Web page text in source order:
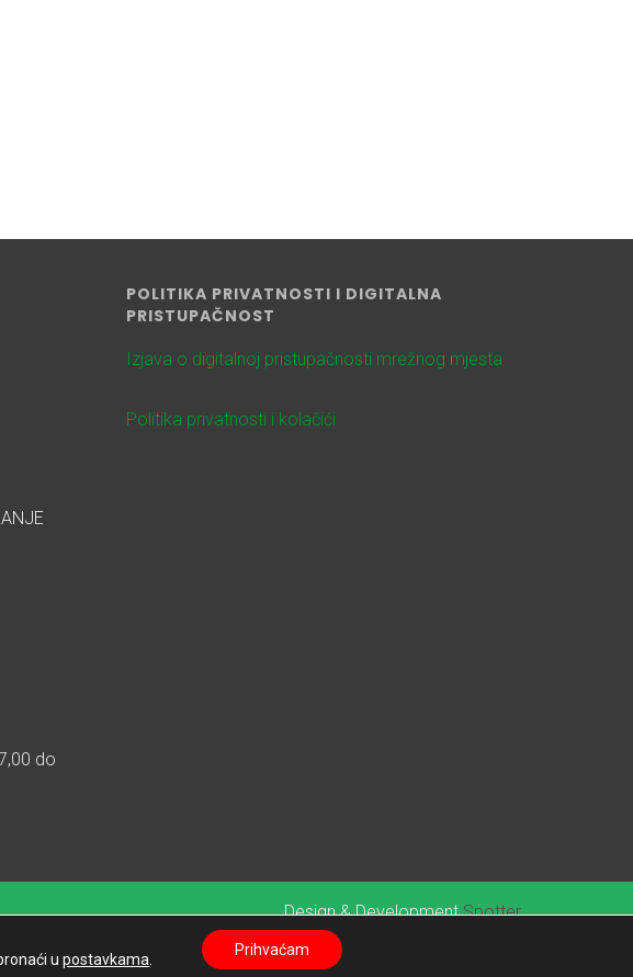
do
POLITIKA PRIVATNOSTI I DIGITALNA
PRISTUPAČNOST
Izjava o digitalnoj pristupačnosti mrežnog mjesta
Politika privatnosti i kolačići
Design & DevelopmentSpotter
© 2026. Općina Klenovnik
upostavkama
Prihvaćam